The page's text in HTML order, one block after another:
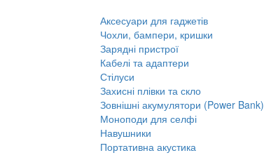
Аксесуари для гаджетів
Чохли, бампери, кришки
Зарядні пристрої
Кабелі та адаптери
Стілуси
Захисні плівки та скло
Зовнішні акумулятори (Power Bank)
Моноподи для селфі
Навушники
Портативна акустика